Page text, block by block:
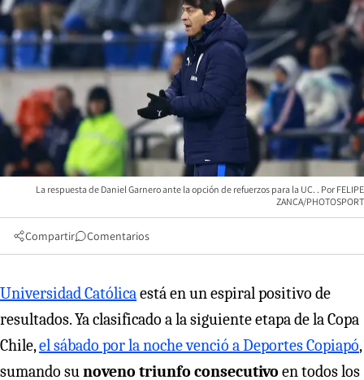
La respuesta de Daniel Garnero ante la opción de refuerzos para la UC.
FELIPE
ZANCA/PHOTOSPORT
Compartir Comentarios
Universidad Católicaestá en un espiral positivo de
resultados. Ya clasificado a la siguiente etapa de la Copa
Chile,el sábado por la noche venció a Deportes Copiapó,
sumando sunoveno triunfo consecutivo en todos los